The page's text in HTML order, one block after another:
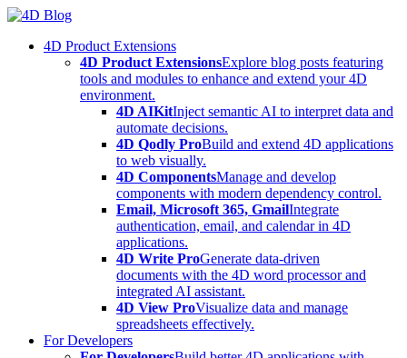
Skip
content4D Product Extensions
4D Product ExtensionsExplore blog posts featuring
tools and modules to enhance and extend your 4D
environment.
4D AIKitInject semantic AI to interpret data and
automate decisions.
4D Qodly ProBuild and extend 4D applications
to web visually.
4D ComponentsManage and develop
components with modern dependency control.
Email, Microsoft 365, GmailIntegrate
authentication, email, and calendar in 4D
applications.
4D Write ProGenerate data-driven
documents with the 4D word processor and
integrated AI assistant.
4D View ProVisualize data and manage
spreadsheets effectively.
For Developers